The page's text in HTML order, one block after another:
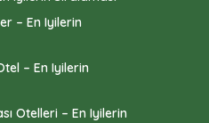
– En Iyilerin
– En Iyilerin
Otelleri – En Iyilerin